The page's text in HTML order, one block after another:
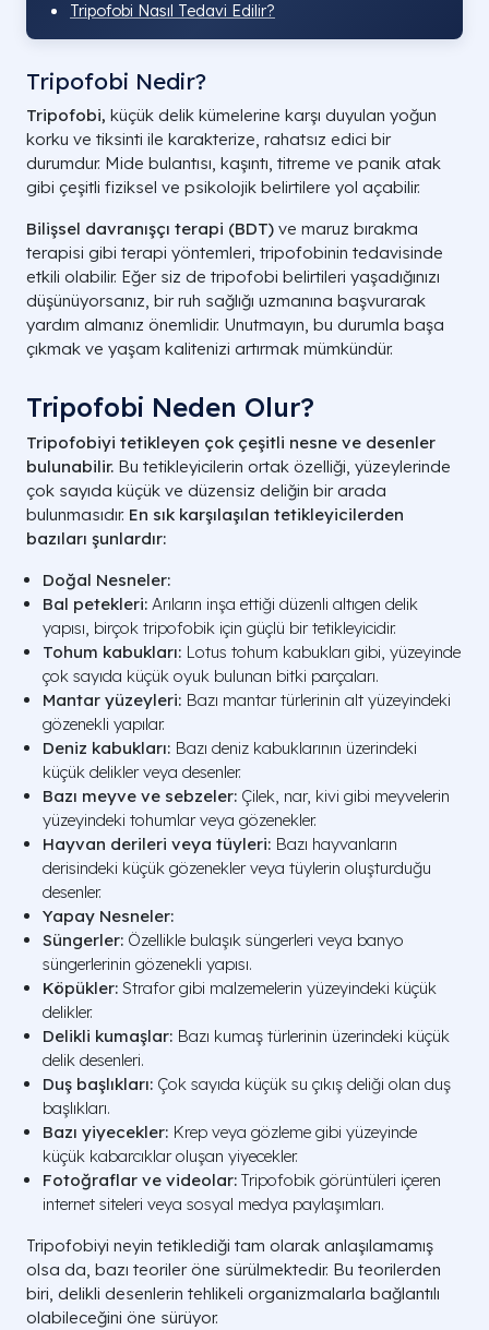
Tripofobi Nasıl Tedavi Edilir?
Tripofobi Nedir?
Tripofobi, küçük delik kümelerine karşı duyulan yoğun
korku ve tiksinti ile karakterize, rahatsız edici bir
durumdur. Mide bulantısı, kaşıntı, titreme ve panik atak
gibi çeşitli fiziksel ve psikolojik belirtilere yol açabilir.
Bilişsel davranışçı terapi (BDT) ve maruz bırakma
terapisi gibi terapi yöntemleri, tripofobinin tedavisinde
etkili olabilir. Eğer siz de tripofobi belirtileri yaşadığınızı
düşünüyorsanız, bir ruh sağlığı uzmanına başvurarak
yardım almanız önemlidir. Unutmayın, bu durumla başa
çıkmak ve yaşam kalitenizi artırmak mümkündür.
Tripofobi Neden Olur?
Tripofobiyi tetikleyen çok çeşitli nesne ve desenler
bulunabilir. Bu tetikleyicilerin ortak özelliği, yüzeylerinde
çok sayıda küçük ve düzensiz deliğin bir arada
bulunmasıdır. En sık karşılaşılan tetikleyicilerden
bazıları şunlardır:
Doğal Nesneler:
Bal petekleri: Arıların inşa ettiği düzenli altıgen delik
yapısı, birçok tripofobik için güçlü bir tetikleyicidir.
Tohum kabukları: Lotus tohum kabukları gibi, yüzeyinde
çok sayıda küçük oyuk bulunan bitki parçaları.
Mantar yüzeyleri: Bazı mantar türlerinin alt yüzeyindeki
gözenekli yapılar.
Deniz kabukları: Bazı deniz kabuklarının üzerindeki
küçük delikler veya desenler.
Bazı meyve ve sebzeler: Çilek, nar, kivi gibi meyvelerin
yüzeyindeki tohumlar veya gözenekler.
Hayvan derileri veya tüyleri: Bazı hayvanların
derisindeki küçük gözenekler veya tüylerin oluşturduğu
desenler.
Yapay Nesneler:
Süngerler: Özellikle bulaşık süngerleri veya banyo
süngerlerinin gözenekli yapısı.
Köpükler: Strafor gibi malzemelerin yüzeyindeki küçük
delikler.
Delikli kumaşlar: Bazı kumaş türlerinin üzerindeki küçük
delik desenleri.
Duş başlıkları: Çok sayıda küçük su çıkış deliği olan duş
başlıkları.
Bazı yiyecekler: Krep veya gözleme gibi yüzeyinde
küçük kabarcıklar oluşan yiyecekler.
Fotoğraflar ve videolar: Tripofobik görüntüleri içeren
internet siteleri veya sosyal medya paylaşımları.
Tripofobiyi neyin tetiklediği tam olarak anlaşılamamış
olsa da, bazı teoriler öne sürülmektedir. Bu teorilerden
biri, delikli desenlerin tehlikeli organizmalarla bağlantılı
olabileceğini öne sürüyor.